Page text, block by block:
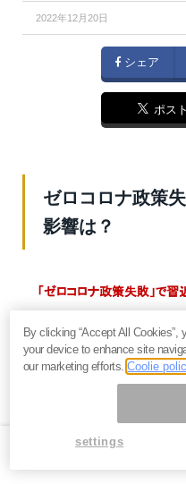
2022年12月20日
シェア
ポスト
ゼロコロナ政策
影響は？
By clicking “Accept All
your device to enhance site
our marketing efforts.Coolie
settings